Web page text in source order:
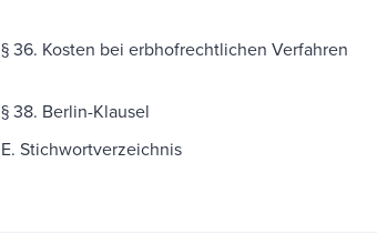
§ 36. Kosten bei erbhofrechtlichen Verfahren
§ 38. Berlin-Klausel
E. Stichwortverzeichnis